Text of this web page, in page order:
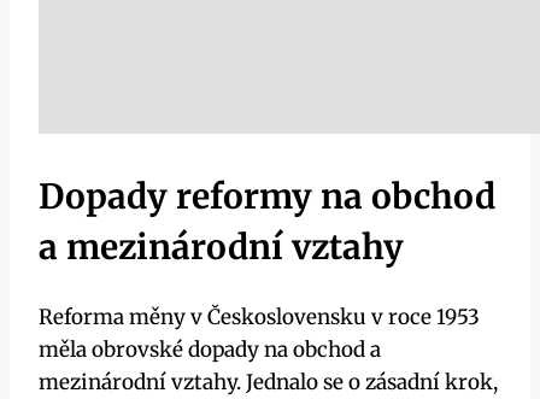
Dopady reformy na obchod
a mezinárodní vztahy
Reforma měny v Československu v roce 1953
měla obrovské dopady na obchod a
mezinárodní vztahy. Jednalo se o zásadní krok,